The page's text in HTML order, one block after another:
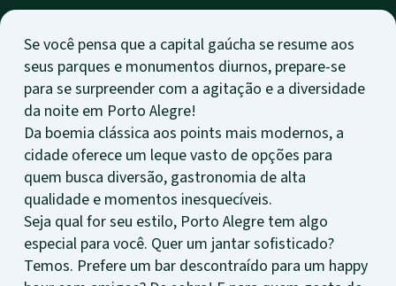
Se você pensa que a capital gaúcha se resume aos
seus parques e monumentos diurnos, prepare-se
para se surpreender com a agitação e a diversidade
da noite em Porto Alegre!
Da boemia clássica aos points mais modernos, a
cidade oferece um leque vasto de opções para
quem busca diversão, gastronomia de alta
qualidade e momentos inesquecíveis.
Seja qual for seu estilo, Porto Alegre tem algo
especial para você. Quer um jantar sofisticado?
Temos. Prefere um bar descontraído para um happy